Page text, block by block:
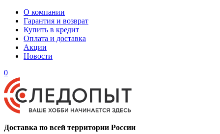
О компании
Гарантия и возврат
Купить в кредит
Оплата и доставка
Акции
Новости
0
Доставка по всей территории России